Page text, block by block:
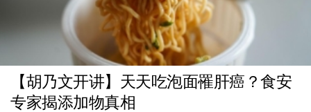
【胡乃文开讲】天天吃泡面罹肝癌？食安
专家揭添加物真相